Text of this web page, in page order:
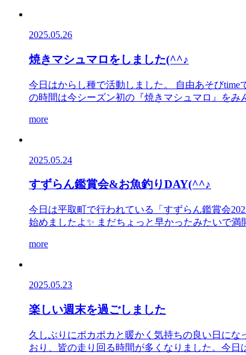
2025.05.26
焼きマシュマロをしました(^^♪
今日はからし種で活動しました。 自由あそび
の時間は今シーズン初の『焼きマシュマロ』を
more
2025.05.24
すずらん鑑賞会&お魚釣りDAY(^^♪
今日は平取町で行われている「すずらん鑑賞会
始めましたよ✨ まだちょっと早かったみたいで
more
2025.05.23
楽しい週末を過ごしました
久しぶりにポカポカと暖かく気持ちの良い日に
おり、皆の走り回る時間が多くなりました。今